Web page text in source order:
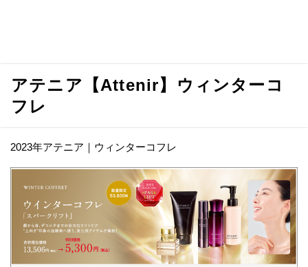
アテニア【Attenir】ウィンターコ
フレ
2023年アテニア｜ウィンターコフレ